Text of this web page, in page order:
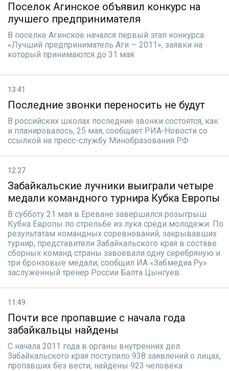
Поселок Агинское объявил конкурс на
лучшего предпринимателя
В поселке Агинское начался первый этап конкурса
«Лучший предприниматель Аги — 2011», заявки на
который принимаются до 31 мая.
13:41
Последние звонки переносить не будут
В российских школах последние звонки состоятся, как
и планировалось, 25 мая, сообщает РИА-Новости со
ссылкой на пресс-службу Минобразования РФ.
12:27
Забайкальские лучники выиграли четыре
медали командного турнира Кубка Европы
В субботу 21 мая в Ереване завершился розыгрыш
Кубка Европы по стрельбе из лука среди молодежи. По
результатам командных соревнований, закрывавших
турнир, представители Забайкальского края в составе
сборных команд страны завоевали одну серебряную и
три бронзовые медали, сообщил ИА «Забмедиа.Ру»
заслуженный тренер России Балта Цынгуев.
11:49
Почти все пропавшие с начала года
забайкальцы найдены
С начала 2011 года в органы внутренних дел
Забайкальского края поступило 938 заявлений о лицах,
пропавших без вести, найдены 923 человека